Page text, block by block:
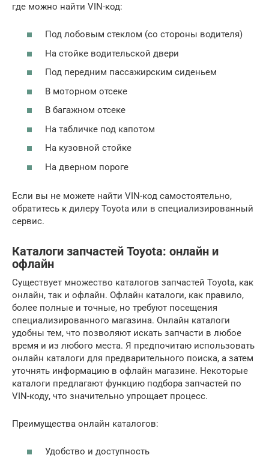
где можно найти VIN-код:
Под лобовым стеклом (со стороны водителя)
На стойке водительской двери
Под передним пассажирским сиденьем
В моторном отсеке
В багажном отсеке
На табличке под капотом
На кузовной стойке
На дверном пороге
Если вы не можете найти VIN-код самостоятельно,
обратитесь к дилеру Toyota или в специализированный
сервис.
Каталоги запчастей Toyota: онлайн и
офлайн
Существует множество каталогов запчастей Toyota, как
онлайн, так и офлайн. Офлайн каталоги, как правило,
более полные и точные, но требуют посещения
специализированного магазина. Онлайн каталоги
удобны тем, что позволяют искать запчасти в любое
время и из любого места. Я предпочитаю использовать
онлайн каталоги для предварительного поиска, а затем
уточнять информацию в офлайн магазине. Некоторые
каталоги предлагают функцию подбора запчастей по
VIN-коду, что значительно упрощает процесс.
Преимущества онлайн каталогов:
Удобство и доступность